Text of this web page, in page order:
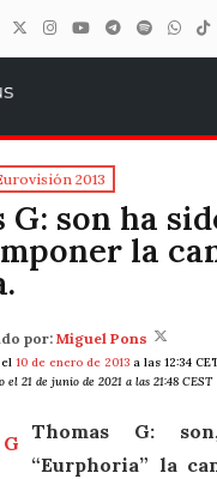
España
2013
G: son ha
la
por: Miguel Pons
10 de enero de 2013 a las 12:34
el 21 de junio de 2021 a las 21:48 CEST
Thomas G:
“Eurphoria” la